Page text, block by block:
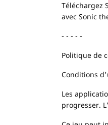
Téléchargez
avec Sonic
- - - - -
Politique de
Conditions
Les
progresser.